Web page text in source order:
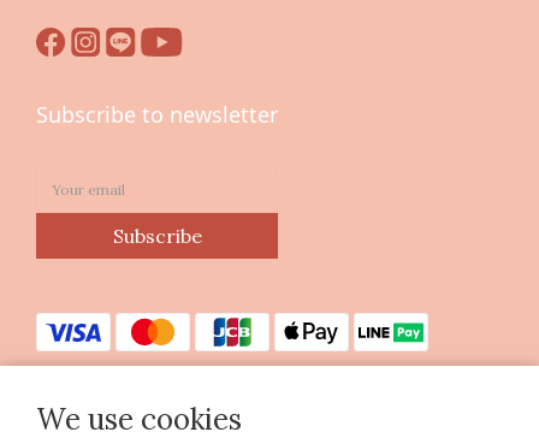
We use cookies
Subscribe to newsletter
Subscribe